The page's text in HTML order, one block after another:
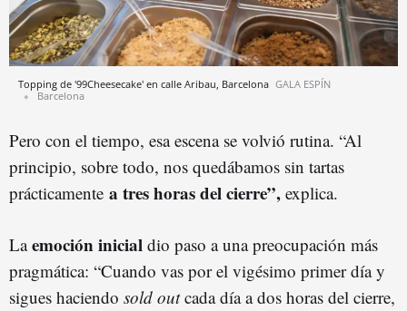
Topping de '99Cheesecake' en calle Aribau, Barcelona GALA ESPÍN
Barcelona
Pero con el tiempo, esa escena se volvió rutina. “Al
principio, sobre todo, nos quedábamos sin tartas
prácticamente a tres horas del cierre”, explica.
Laemoción inicial dio paso a una preocupación más
pragmática: “Cuando vas por el vigésimo primer día y
sigues haciendo sold outcada día a dos horas del cierre,